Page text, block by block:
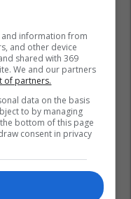
information from
and other device
shared with 369
We and our partners
of partners.
data on the basis
to by managing
bottom of this page
consent in privacy